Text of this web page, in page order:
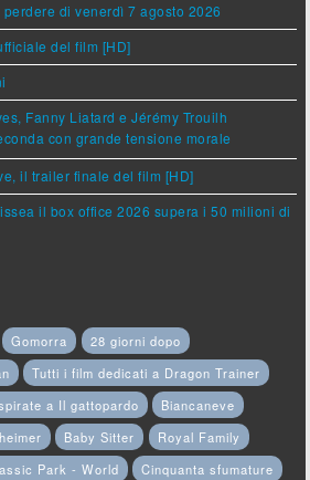
di venerdì 7 agosto 2026
del film [HD]
Fanny Liatard e Jérémy Trouilh
con grande tensione morale
il trailer finale del film [HD]
il box office 2026 supera i 50 milioni di
Gomorra
28 giorni dopo
Tutti i film dedicati a Dragon Trainer
a Il gattopardo
Biancaneve
Baby Sitter
Royal Family
Park - World
Cinquanta sfumature